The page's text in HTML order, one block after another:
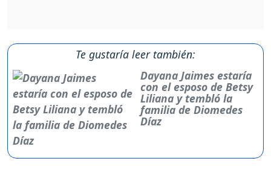
Te gustaría leer también:
Dayana Jaimes estaría
con el esposo de Betsy
Liliana y tembló la
familia de Diomedes
Díaz